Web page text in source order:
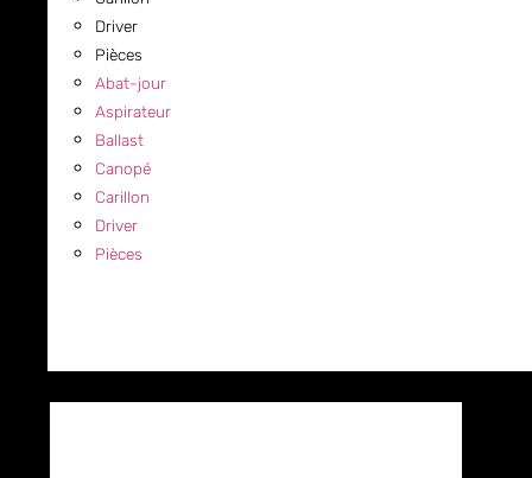
Driver
Pièces
Abat-jour
Aspirateur
Ballast
Canopé
Carillon
Driver
Pièces